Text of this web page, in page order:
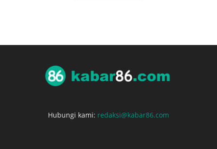
Hubungi kami: redaksi@kabar86.com